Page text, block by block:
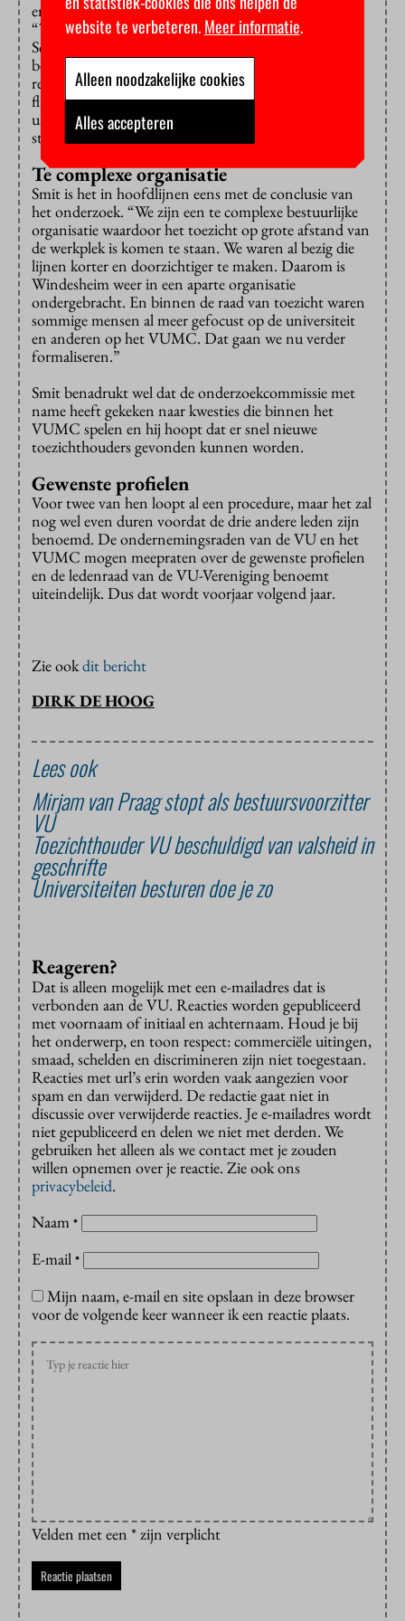
ervaring te hebben gehad met de toezichthouders.
“Twee van hen, Frans Leijnse en Alexandra
Schaapveld, hielden zich al extra met de universiteit
bezig, en ik kan zeggen dat ze het college van bestuur
regelmatig stevig bij de lurven hebben genomen en
flink hebben doorgevraagd over wat er aan de
universiteit speelt. En dat is ook hun taak. Goed en
stevig toezicht is noodzakelijk.”
Te complexe organisatie
Smit is het in hoofdlijnen eens met de conclusie van
het onderzoek. “We zijn een te complexe bestuurlijke
organisatie waardoor het toezicht op grote afstand van
de werkplek is komen te staan. We waren al bezig die
lijnen korter en doorzichtiger te maken. Daarom is
Windesheim weer in een aparte organisatie
ondergebracht. En binnen de raad van toezicht waren
sommige mensen al meer gefocust op de universiteit
en anderen op het VUMC. Dat gaan we nu verder
formaliseren.”
Smit benadrukt wel dat de onderzoekcommissie met
name heeft gekeken naar kwesties die binnen het
VUMC spelen en hij hoopt dat er snel nieuwe
toezichthouders gevonden kunnen worden.
Gewenste profielen
Voor twee van hen loopt al een procedure, maar het zal
nog wel even duren voordat de drie andere leden zijn
benoemd. De ondernemingsraden van de VU en het
VUMC mogen meepraten over de gewenste profielen
en de ledenraad van de VU-Vereniging benoemt
uiteindelijk. Dus dat wordt voorjaar volgend jaar.
Zie ookdit bericht
DIRK DE HOOG
Lees ook
Mirjam van Praag stopt als bestuursvoorzitter
VU
Toezichthouder VU beschuldigd van valsheid in
geschrifte
Universiteiten besturen doe je zo
Reageren?
Dat is alleen mogelijk met een e-mailadres dat is
verbonden aan de VU. Reacties worden gepubliceerd
met voornaam of initiaal en achternaam. Houd je bij
het onderwerp, en toon respect: commerciële uitingen,
smaad, schelden en discrimineren zijn niet toegestaan.
Reacties met url’s erin worden vaak aangezien voor
spam en dan verwijderd. De redactie gaat niet in
discussie over verwijderde reacties. Je e-mailadres wordt
niet gepubliceerd en delen we niet met derden. We
gebruiken het alleen als we contact met je zouden
willen opnemen over je reactie. Zie ook ons
privacybeleid.
Naam *
E-mail *
Mijn naam, e-mail en site opslaan in deze browser
voor de volgende keer wanneer ik een reactie plaats.
Velden met een * zijn verplicht
website te verbeteren.Meer informatie.
Alleen noodzakelijke cookies
Alles accepteren